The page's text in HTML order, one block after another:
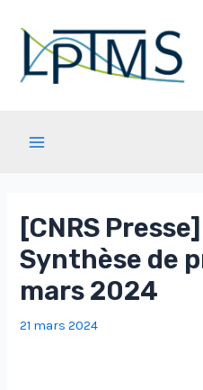
contenu
[CNRS Presse]
Synthèse de
mars 2024
21 mars 2024